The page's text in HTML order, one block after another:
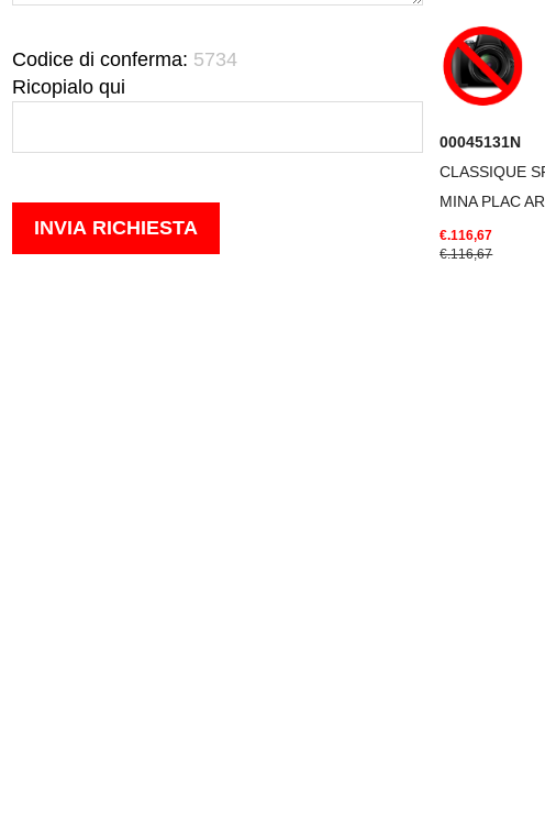
Codice di conferma: 5734
Ricopialo qui
00045131N
CLASSIQUE
MINA PLAC
€.116,67
€.116,67